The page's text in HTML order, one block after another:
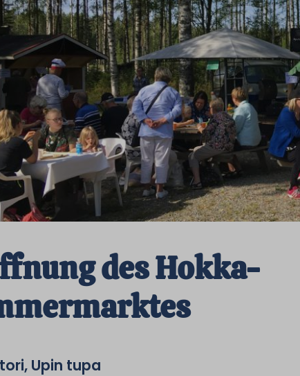
des Hokka-
Upin tupa